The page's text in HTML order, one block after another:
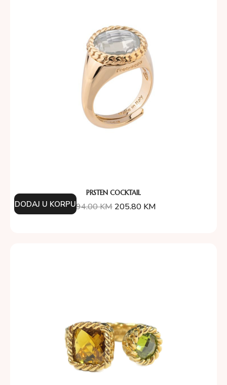
PRSTEN COCKTAIL
294.00KM 205.80 KM
DODAJ U KORPU